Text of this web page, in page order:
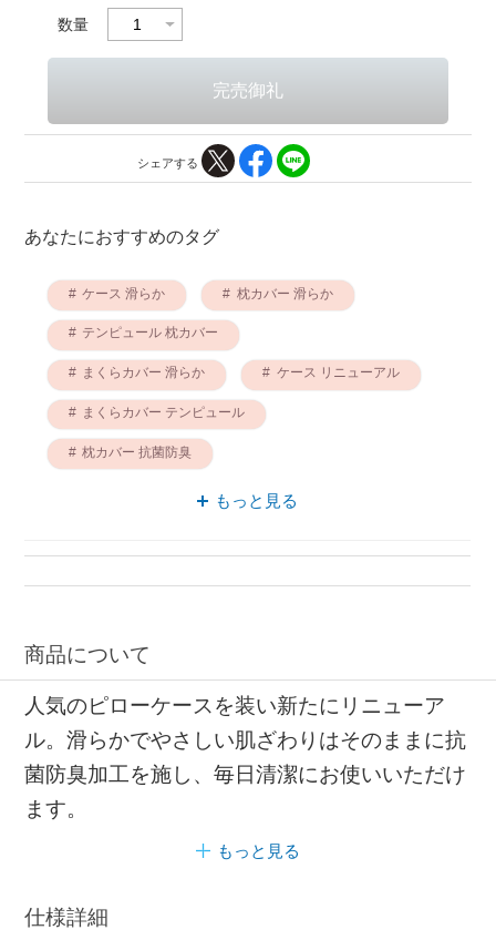
数量
シェアする
あなたにおすすめのタグ
ケース 滑らか 枕カバー 滑らか
テンピュール 枕カバー
まくらカバー 滑らか ケース リニューアル
まくらカバー テンピュール
枕カバー 抗菌防臭
まくらカバー リニューアル
もっと見る
商品について
人気のピローケースを装い新たにリニューア
ル。滑らかでやさしい肌ざわりはそのままに抗
菌防臭加工を施し、毎日清潔にお使いいただけ
ます。
もっと見る
仕様詳細